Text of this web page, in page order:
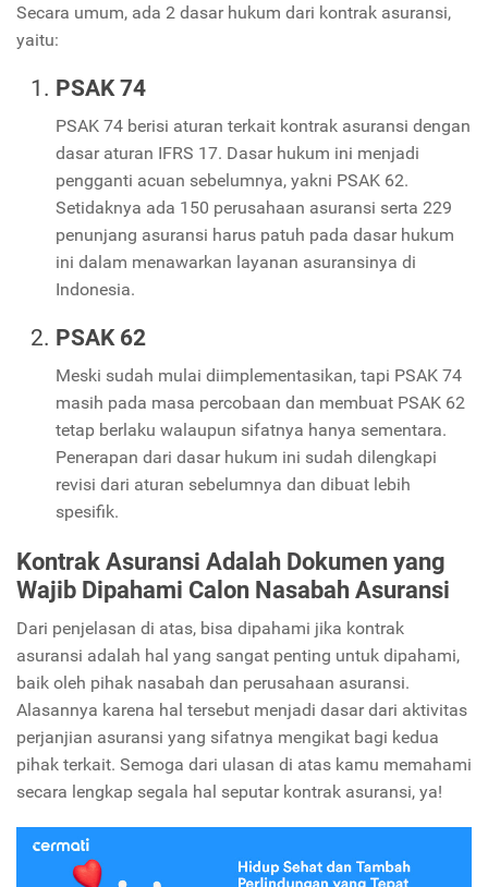
Secara umum, ada 2 dasar hukum dari kontrak asuransi,
yaitu:
PSAK 74
PSAK 74 berisi aturan terkait kontrak asuransi dengan
dasar aturan IFRS 17. Dasar hukum ini menjadi
pengganti acuan sebelumnya, yakni PSAK 62.
Setidaknya ada 150 perusahaan asuransi serta 229
penunjang asuransi harus patuh pada dasar hukum
ini dalam menawarkan layanan asuransinya di
Indonesia.
PSAK 62
Meski sudah mulai diimplementasikan, tapi PSAK 74
masih pada masa percobaan dan membuat PSAK 62
tetap berlaku walaupun sifatnya hanya sementara.
Penerapan dari dasar hukum ini sudah dilengkapi
revisi dari aturan sebelumnya dan dibuat lebih
spesifik.
Kontrak Asuransi Adalah Dokumen yang
Wajib Dipahami Calon Nasabah Asuransi
Dari penjelasan di atas, bisa dipahami jika kontrak
asuransi adalah hal yang sangat penting untuk dipahami,
baik oleh pihak nasabah dan perusahaan asuransi.
Alasannya karena hal tersebut menjadi dasar dari aktivitas
perjanjian asuransi yang sifatnya mengikat bagi kedua
pihak terkait. Semoga dari ulasan di atas kamu memahami
secara lengkap segala hal seputar kontrak asuransi, ya!